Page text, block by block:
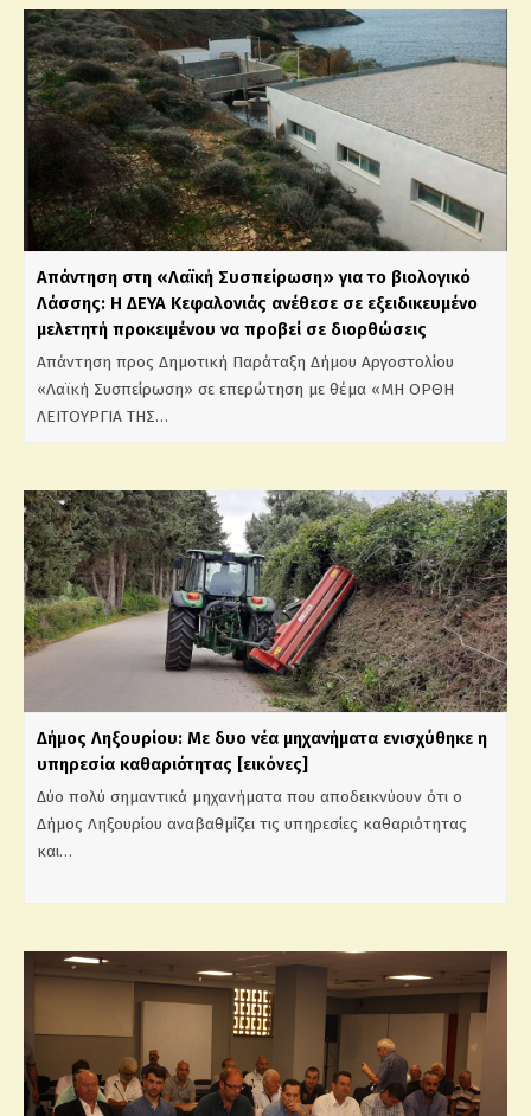
Απάντηση στη «Λαϊκή Συσπείρωση» για το βιολογικό
Λάσσης: Η ΔΕΥΑ Κεφαλονιάς ανέθεσε σε εξειδικευμένο
μελετητή προκειμένου να προβεί σε διορθώσεις
Απάντηση προς Δημοτική Παράταξη Δήμου Αργοστολίου
«Λαϊκή Συσπείρωση» σε επερώτηση με θέμα «ΜΗ ΟΡΘΗ
ΛΕΙΤΟΥΡΓΙΑ ΤΗΣ…
Δήμος Ληξουρίου: Με δυο νέα μηχανήματα ενισχύθηκε η
υπηρεσία καθαριότητας [εικόνες]
Δύο πολύ σημαντικά μηχανήματα που αποδεικνύουν ότι ο
Δήμος Ληξουρίου αναβαθμίζει τις υπηρεσίες καθαριότητας
και…